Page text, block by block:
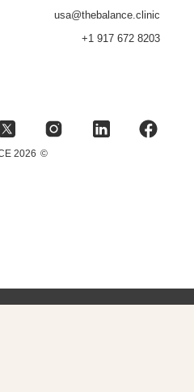
usa@thebalance.clinic
+1 917 672 8203
©
2026 THE BALANCE